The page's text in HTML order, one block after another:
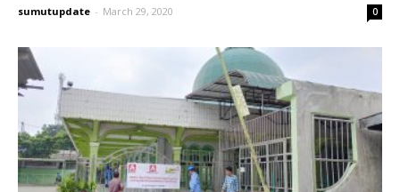
sumutupdate - March 29, 2020 0